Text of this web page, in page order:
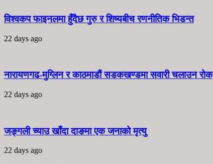
विश्वकप फाइनलमा हुँदैछ गुरु र शिष्यबीच रणनीतिक भिडन्त
22 days ago
नारायणगढ-मुग्लिन र काठमाडौं सडकखण्डमा सवारी चलाउन रोक
22 days ago
जङ्गली च्याउ खाँदा दाङमा एक जनाको मृत्यु
22 days ago